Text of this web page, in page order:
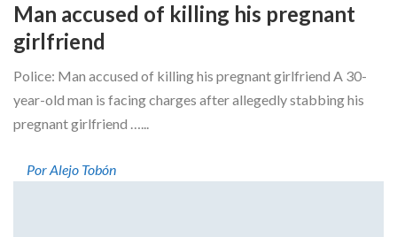
Man accused of killing his pregnant
girlfriend
Police: Man accused of killing his pregnant girlfriend A 30-
year-old man is facing charges after allegedly stabbing his
pregnant girlfriend …...
Por Alejo Tobón